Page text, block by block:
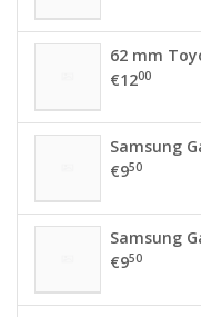
62 mm
€1200
Samsung
€950
Samsung
€950